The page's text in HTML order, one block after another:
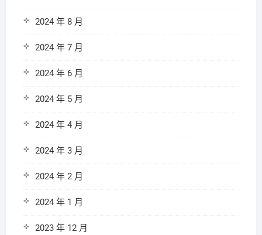
2024 年 8 月
2024 年 7 月
2024 年 6 月
2024 年 5 月
2024 年 4 月
2024 年 3 月
2024 年 2 月
2024 年 1 月
2023 年 12 月